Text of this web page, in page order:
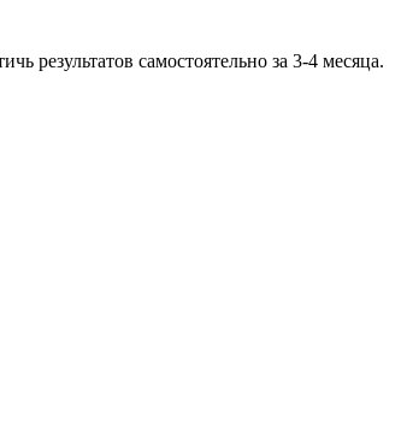
результатов самостоятельно за 3-4 месяца.